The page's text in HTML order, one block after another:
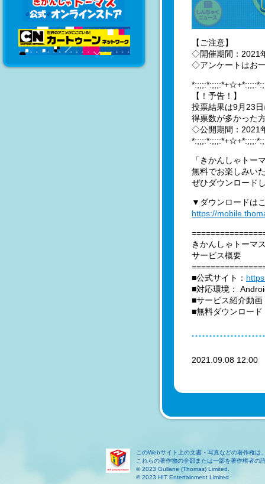
【ご注意】
◇開催期間：2021
◇アンケートはお
【！予告！】
投票結果は9月23
得票数が多かった
◇公開期間：2021
「きかんしゃトー
無料でお楽しみい
ぜひダウンロード
▼ダウンロードは
https://
きかんしゃトーマ
サービス概要
■公式サイト：
■対応環境：
■サービス紹介動画
■無料ダウンロー
2021.09.08
このWebサイト上の文書・写真などの著作権
これらの著作物の全部または一部を著作権者の
© 2023 Gullane (Thomas) Limited.
© 2023 HIT Entertainment Limited.